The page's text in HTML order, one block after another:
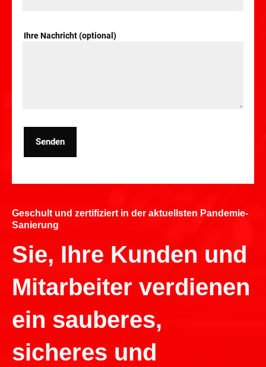
Ihre Nachricht (optional)
Senden
Geschult und zertifiziert in der aktuellsten Pandemie-
Sanierung
Sie, Ihre Kunden und
Mitarbeiter verdienen
ein sauberes,
sicheres und